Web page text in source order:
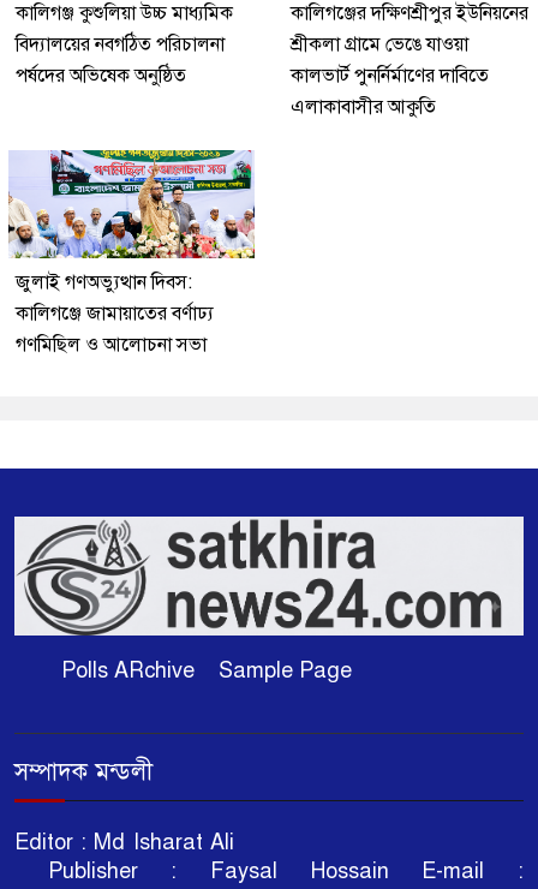
কালিগঞ্জ কুশুলিয়া উচ্চ মাধ্যমিক
বিদ্যালয়ের নবগঠিত পরিচালনা
পর্ষদের অভিষেক অনুষ্ঠিত
কালিগঞ্জের দক্ষিণশ্রীপুর ইউ‌নিয়‌নের
শ্রীকলা গ্রা‌মে ভেঙে যাওয়া
কালভার্ট পুনর্নির্মাণের দাবিতে
এলাকাবাসীর আকুতি
জুলাই গণঅভ্যুত্থান দিবস:
কালিগঞ্জে জামায়াতের বর্ণাঢ্য
গণমিছিল ও আলোচনা সভা
Polls ARchive Sample Page
সম্পাদক মন্ডলী
Editor : Md Isharat Ali
Publisher : Faysal Hossain E-mail :